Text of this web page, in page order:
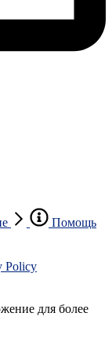
Помощь
Policy
для более